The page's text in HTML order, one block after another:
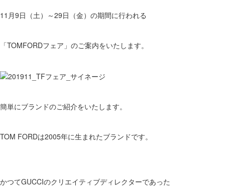
11月9日（土）～29日（金）の期間に行われる
「TOMFORDフェア」のご案内をいたします。
簡単にブランドのご紹介をいたします。
TOM FORDは2005年に生まれたブランドです。
かつてGUCCIのクリエイティブディレクターであった